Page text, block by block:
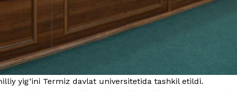
yig‘ini Termiz davlat universitetida tashkil etildi.